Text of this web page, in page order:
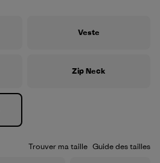
Veste
Zip Neck
Trouver ma taille Guide des tailles